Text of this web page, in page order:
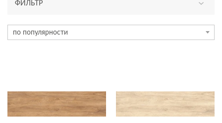
ФИЛЬТР
керамогранит
ФОРМАТ ПЛИТКИ, СМ
по популярности